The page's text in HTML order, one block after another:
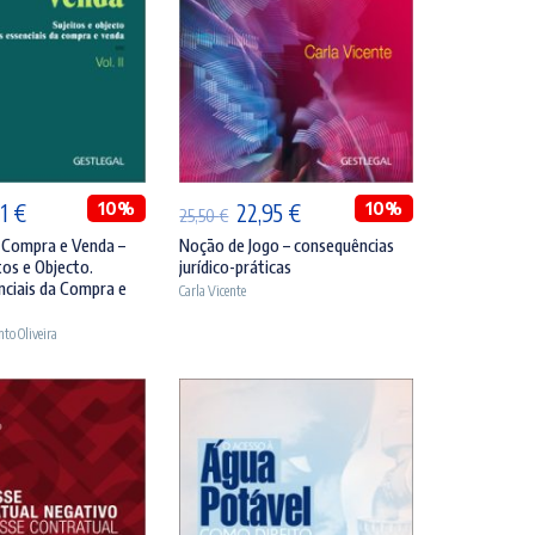
€.
€O
preço
atual
34,11 €.
10%
e Venda –
e Objecto.
da Compra e
Oliveira
ADICIONAR
25,50€ O
preço
original
22,95 €O
preço
10%
Noção de Jogo – consequências
jurídico-práticas
Carla Vicente